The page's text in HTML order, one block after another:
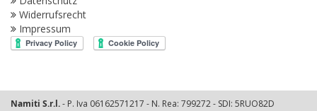
Widerrufsrecht
Impressum
Namiti S.r.l.- P. Iva 06162571217 - N. Rea: 799272 - SDI: 5RUO82D